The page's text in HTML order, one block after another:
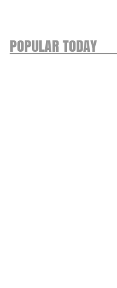
POPULAR TODAY